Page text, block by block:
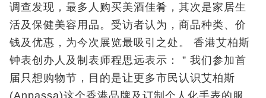
调查发现，最多人购买美酒佳肴，其次是家居生
活及保健美容用品。受访者认为，商品种类、价
钱及优惠，为今次展览最吸引之处。 香港艾柏斯
钟表创办人及制表师程思远表示：＂我们参加首
届只想购物节，目的是让更多市民认识艾柏斯
(Anpassa)这个香港品牌及订制个人化手表的服